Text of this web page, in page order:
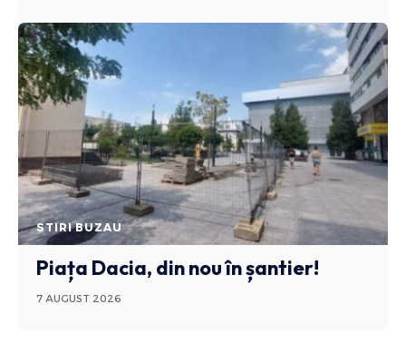
STIRI BUZAU
Piața Dacia, din nou în șantier!
7 AUGUST 2026